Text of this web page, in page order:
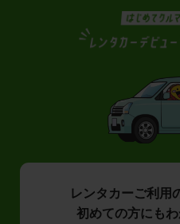
レンタカーご利用
初めての方にもわ